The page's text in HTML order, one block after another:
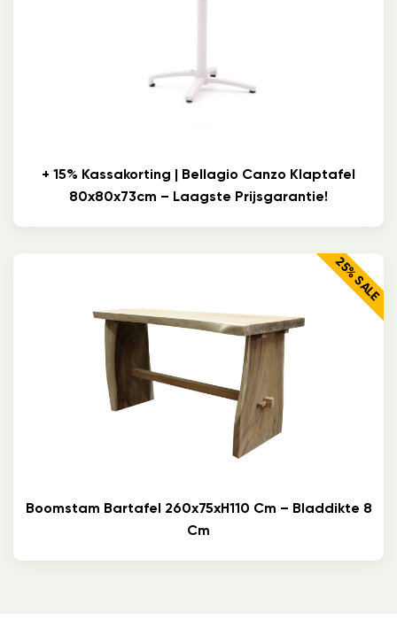
+ 15% Kassakorting | Bellagio Canzo Klaptafel
80x80x73cm – Laagste Prijsgarantie!
25% SALE
Boomstam Bartafel 260x75xH110 Cm – Bladdikte 8
Cm